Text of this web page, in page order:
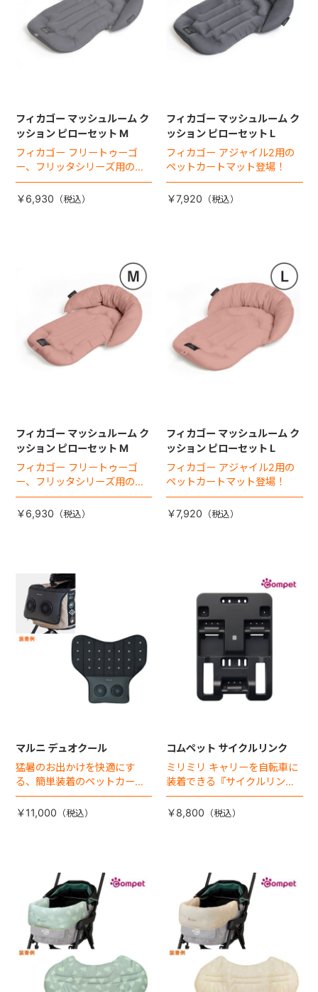
フィカゴー マッシュルーム ク
ッション ピローセット M
フィカゴー フリートゥーゴ
ー、フリッタシリーズ用のペ
ットカートマット登場！
￥6,930
フィカゴー マッシュルーム ク
ッション ピローセット L
フィカゴー アジャイル2用の
ペットカートマット登場！
￥7,920
フィカゴー マッシュルーム ク
ッション ピローセット M
フィカゴー フリートゥーゴ
ー、フリッタシリーズ用のペ
ットカートマット登場！
￥6,930
フィカゴー マッシュルーム ク
ッション ピローセット L
フィカゴー アジャイル2用の
ペットカートマット登場！
￥7,920
マルニ デュオクール
猛暑のお出かけを快適にす
る、簡単装着のペットカート
専用ダブル送風ファンが登
場。
￥11,000
コムペット サイクルリンク
ミリミリ キャリーを自転車に
装着できる『サイクルリン
ク』が登場！
￥8,800